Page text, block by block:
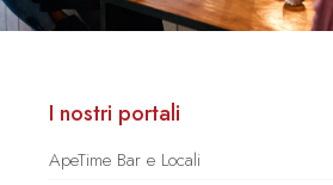
I nostri portali
ApeTime Bar e Locali